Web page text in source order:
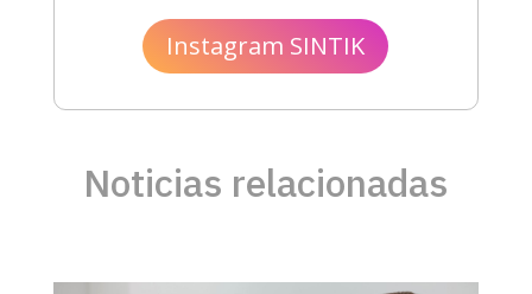
Instagram SINTIK
Noticias relacionadas